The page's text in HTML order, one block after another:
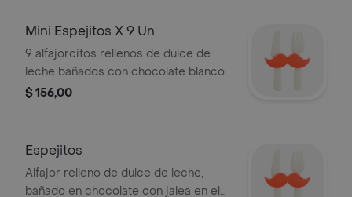
Mini Espejitos X 9 Un
9 alfajorcitos rellenos de dulce de
leche bañados con chocolate blanco
o negro con jalea en el centro.
$ 156,00
Espejitos
Alfajor relleno de dulce de leche,
bañado en chocolate con jalea en el